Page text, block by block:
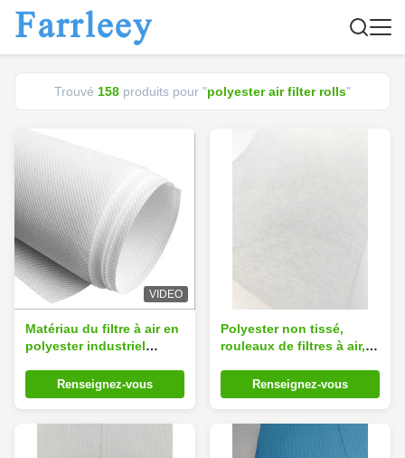
Trouvé 158 produits pour "polyester air filter rolls"
VIDEO
Matériau du filtre à air en
polyester industriel
filtration de poussière,
cartouche de filtre
Renseignez-vous
Polyester non tissé,
rouleaux de filtres à air,
Renseignez-vous